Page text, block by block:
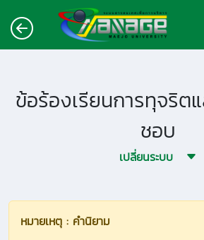
ข้อร้องเรียนการทุจริต
ชอบ
เปลี่ยนระบบ
หมายเหตุ : คำนิยาม